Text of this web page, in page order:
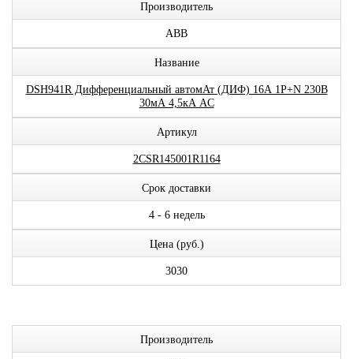
Производитель
ABB
Название
DSH941R Дифференциальный автомАт (ДИФ) 16А 1P+N 230В
30мА 4,5кА AC
Артикул
2CSR145001R1164
Срок доставки
4 - 6 недель
Цена (руб.)
3030
Производитель